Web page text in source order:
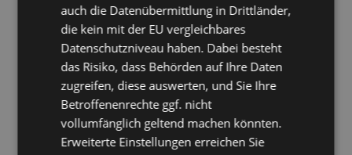
[2007]
MVV decon GmbH [2010] Nannen Harm
nextbike GmbH
NOMIA GmbH Obert Nico
Ogrissek Hans-Georg[2007] Olaf von Hoff[2007]
Olaf von Hoff (Microsoft) Olympiapark München
Orbium Seminare Berlin[2013] Orgaline GmbH[2007]
Organisationsberatung Müller Orgelbau Walcker-Mayer
auch die Datenübermittlung in Drittländer,
die kein mit der EU vergleichbares
Datenschutzniveau haben. Dabei besteht
das Risiko, dass Behörden auf Ihre Daten
zugreifen, diese auswerten, und Sie Ihre
Betroffenenrechte ggf. nicht
vollumfänglich geltend machen könnten.
Erweiterte Einstellungen erreichen Sie